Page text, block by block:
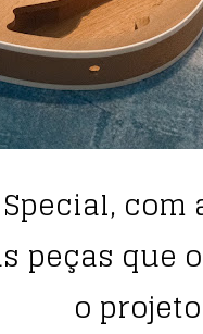
peças que
o